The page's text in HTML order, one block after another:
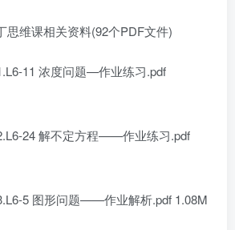
课相关资料(92个PDF文件)
11 浓度问题—作业练习.pdf
24 解不定方程——作业练习.pdf
5 图形问题——作业解析.pdf 1.08M